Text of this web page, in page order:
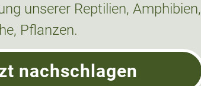
unserer Reptilien, Amphibien,
Pflanzen.
nachschlagen